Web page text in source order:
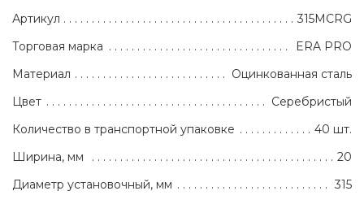
Артикул
315MCRG
Торговая марка
ERA PRO
Материал
Оцинкованная сталь
Цвет
Серебристый
Количество в транспортной упаковке
40 шт.
Ширина, мм
20
Диаметр установочный, мм
315